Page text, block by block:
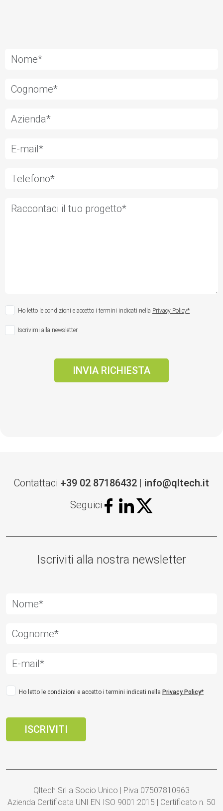
Ho letto le condizioni e accetto i termini indicati nella Privacy Policy*
Iscrivimi alla newsletter
Contattaci +39 02 87186432 | info@qltech.it
Seguici
Iscriviti alla nostra newsletter
Ho letto le condizioni e accetto i termini indicati nella Privacy Policy*
Qltech Srl a Socio Unico | P.iva 07507810963
Azienda Certificata UNI EN ISO 9001:2015 | Certificato n. 50